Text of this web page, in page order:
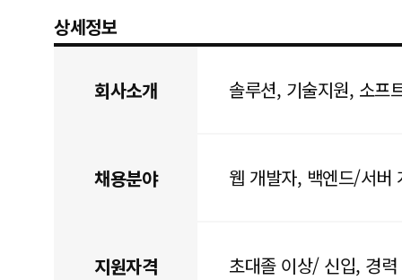
상세정보
회사소개 솔루션, 기술지원, 소프
채용분야 웹 개발자, 백엔드/서버
지원자격 초대졸 이상/ 신입, 경력